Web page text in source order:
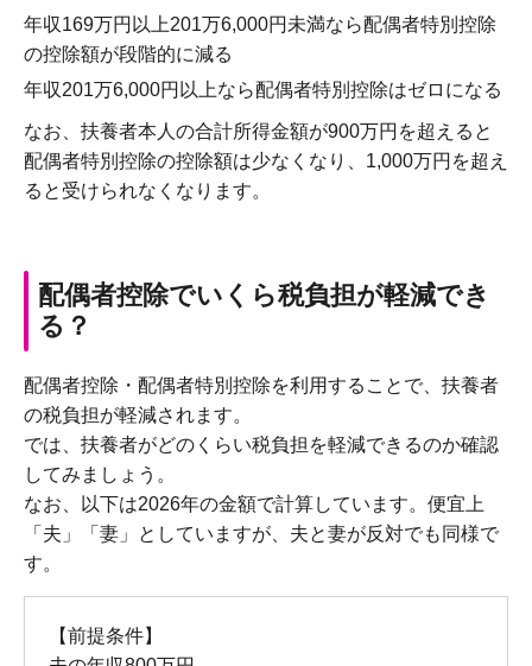
年収169万円以上201万6,000円未満なら配偶者特別控除
の控除額が段階的に減る
年収201万6,000円以上なら配偶者特別控除はゼロになる
なお、扶養者本人の合計所得金額が900万円を超えると
配偶者特別控除の控除額は少なくなり、1,000万円を超え
ると受けられなくなります。
配偶者控除でいくら税負担が軽減でき
る？
配偶者控除・配偶者特別控除を利用することで、扶養者
の税負担が軽減されます。
では、扶養者がどのくらい税負担を軽減できるのか確認
してみましょう。
なお、以下は2026年の金額で計算しています。便宜上
「夫」「妻」としていますが、夫と妻が反対でも同様で
す。
【前提条件】